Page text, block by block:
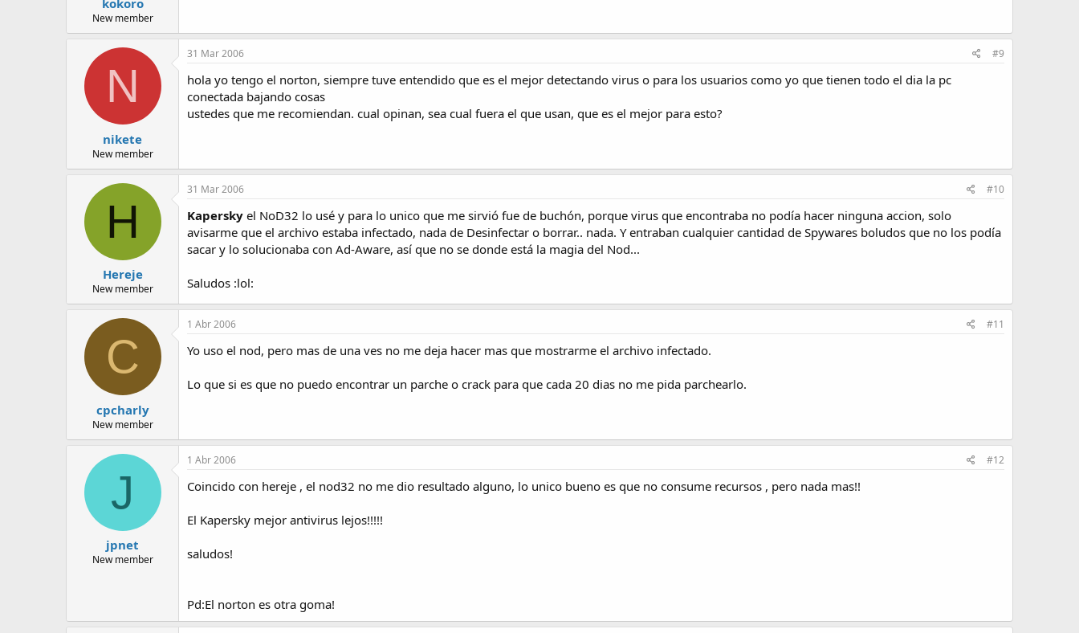
kokoro
New member
N
nikete
New member
31 Mar 2006 #9
hola yo tengo el norton, siempre tuve entendido que es el mejor detectando virus o para los usuarios como yo que tienen todo el dia la pc
conectada bajando cosas
ustedes que me recomiendan. cual opinan, sea cual fuera el que usan, que es el mejor para esto?
H
Hereje
New member
31 Mar 2006 #10
Kapersky el NoD32 lo usé y para lo unico que me sirvió fue de buchón, porque virus que encontraba no podía hacer ninguna accion, solo
avisarme que el archivo estaba infectado, nada de Desinfectar o borrar.. nada. Y entraban cualquier cantidad de Spywares boludos que no los podía
sacar y lo solucionaba con Ad-Aware, así que no se donde está la magia del Nod...
Saludos :lol:
C
cpcharly
New member
1 Abr 2006 #11
Yo uso el nod, pero mas de una ves no me deja hacer mas que mostrarme el archivo infectado.
Lo que si es que no puedo encontrar un parche o crack para que cada 20 dias no me pida parchearlo.
J
jpnet
New member
1 Abr 2006 #12
Coincido con hereje , el nod32 no me dio resultado alguno, lo unico bueno es que no consume recursos , pero nada mas!!
El Kapersky mejor antivirus lejos!!!!!
saludos!
Pd:El norton es otra goma!